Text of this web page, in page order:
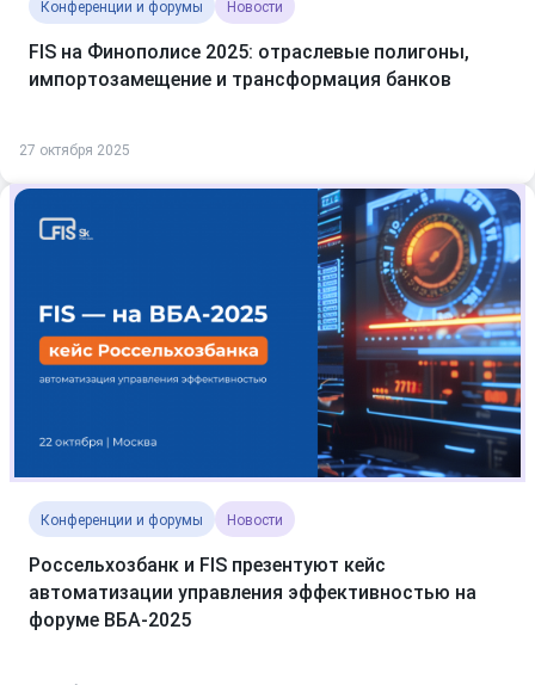
Конференции и форумы Новости
FIS на Финополисе 2025: отраслевые полигоны,
импортозамещение и трансформация банков
27 октября 2025
Конференции и форумы Новости
Россельхозбанк и FIS презентуют кейс
автоматизации управления эффективностью на
форуме ВБА‑2025